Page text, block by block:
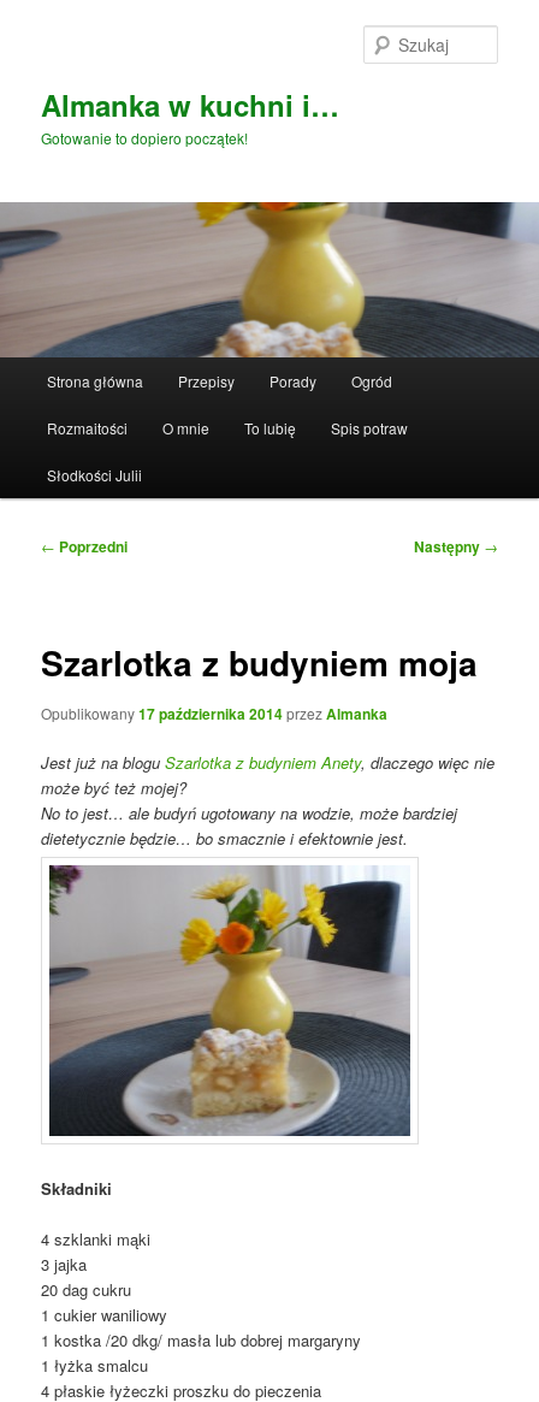
Almanka w kuchni i…
Gotowanie to dopiero początek!
Strona główna Przepisy Porady Ogród
Rozmaitości O mnie To lubię Spis potraw
Słodkości Julii
Nawigacja
← Poprzedni Następny →
Szarlotka z budyniem moja
Opublikowany17 października 2014przezAlmanka
Jest już na blogu Szarlotka z budyniem Anety, dlaczego więc nie
może być też mojej?
No to jest… ale budyń ugotowany na wodzie, może bardziej
dietetycznie będzie… bo smacznie i efektownie jest.
Składniki
4 szklanki mąki
3 jajka
20 dag cukru
1 cukier waniliowy
1 kostka /20 dkg/ masła lub dobrej margaryny
1 łyżka smalcu
4 płaskie łyżeczki proszku do pieczenia